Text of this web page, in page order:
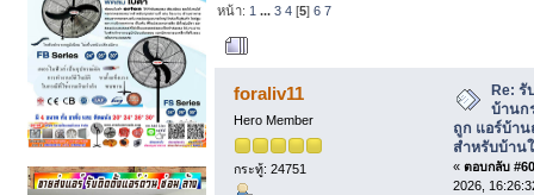
หน้า: 1 ...3 4 [5]6 7
ถูก แอร์บ้านถูกคุณภาพสูงสำหรับบ้านให
foraliv11
Hero Member
กระทู้: 24751
Re: รั
บ้านก
ถูก แอร์บ้า
สำหรับบ้าน
« ตอบกลับ
2026,